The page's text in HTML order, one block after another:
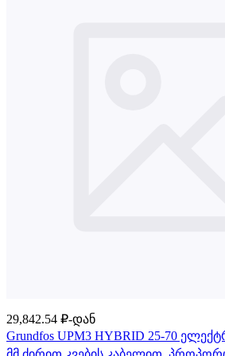
29,842.54 ₽-დან
Grundfos UPM3 HYBRID 25-70